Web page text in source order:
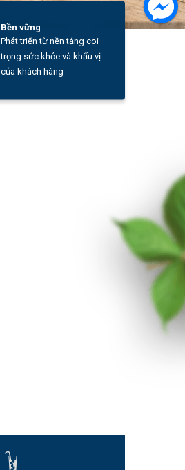
Bền vững
Phát triển từ nền tảng coi
trọng sức khỏe và khẩu vị
của khách hàng